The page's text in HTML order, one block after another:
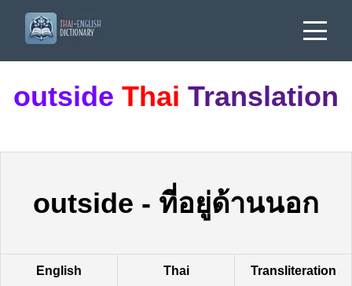
outside Thai Translation
outside - ที่อยู่ด้านนอก
English Thai Transliteration